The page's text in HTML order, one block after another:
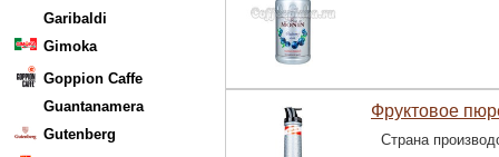
Garibaldi
Gimoka
Goppion Caffe
Guantanamera
Gutenberg
Фруктовое
Страна